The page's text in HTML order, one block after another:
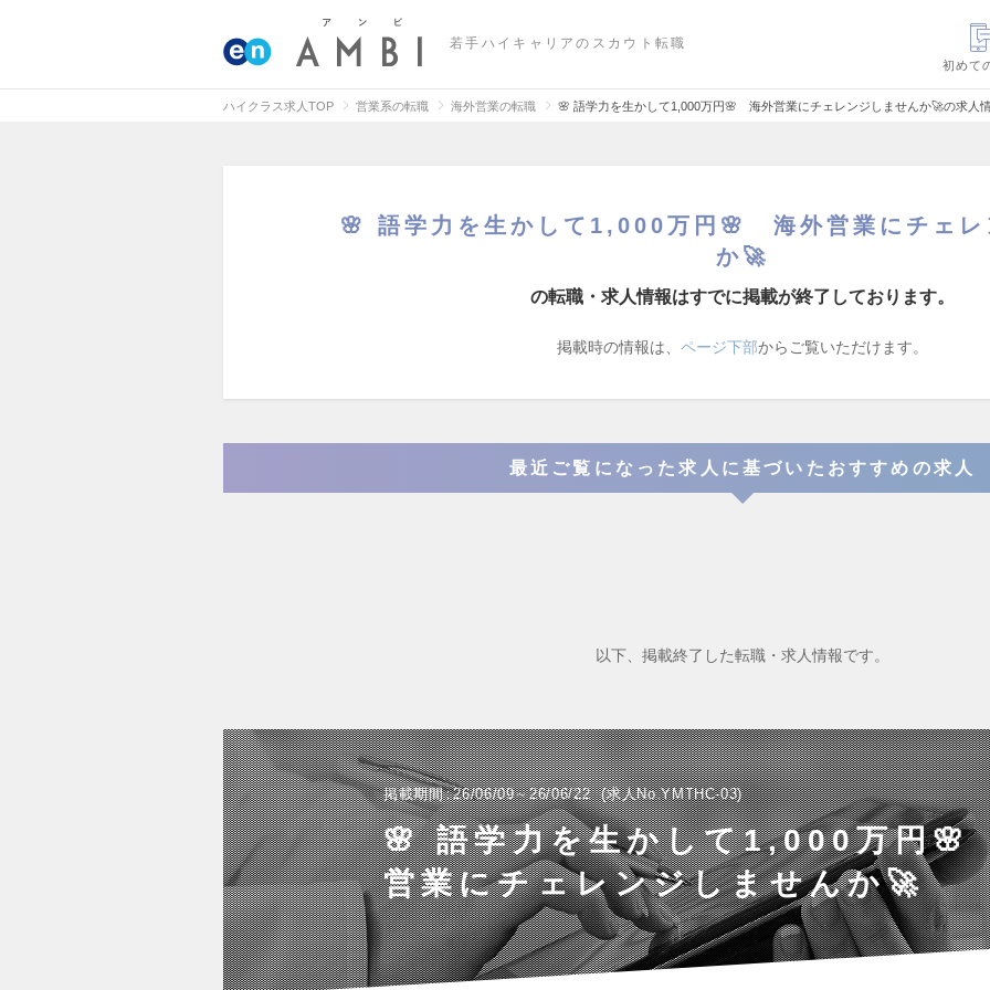
若手ハイキャリアのスカウト転職
初めて
ハイクラス求人TOP 営業系の転職 海外営業の転職 🌸 語学力を生かして1,000万円🌸 海外営業にチェレンジしませんか🚀の求人
🌸 語学力を生かして1,000万円🌸 海外営業にチェレ
か🚀
の転職・求人情報はすでに掲載が終了しております。
掲載時の情報は、 ページ下部からご覧いただけます。
最近ご覧になった求人に基づいたおすすめの求人
以下、掲載終了した転職・求人情報です。
掲載期間 26/06/09～26/06/22 求人No.YMTHC-03
🌸 語学力を生かして1,000万円
営業にチェレンジしませんか🚀